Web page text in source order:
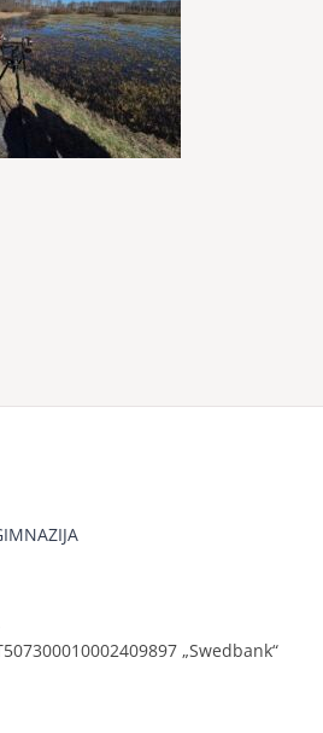
„Swedbank“